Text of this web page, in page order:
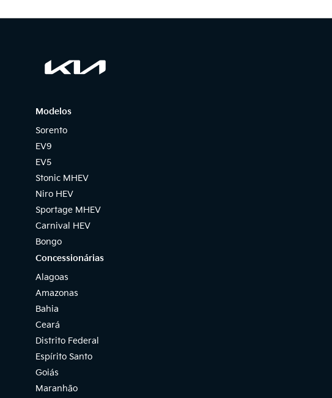
Modelos
Sorento
EV9
EV5
Stonic MHEV
Niro HEV
Sportage MHEV
Carnival HEV
Bongo
Concessionárias
Alagoas
Amazonas
Bahia
Ceará
Distrito Federal
Espírito Santo
Goiás
Maranhão